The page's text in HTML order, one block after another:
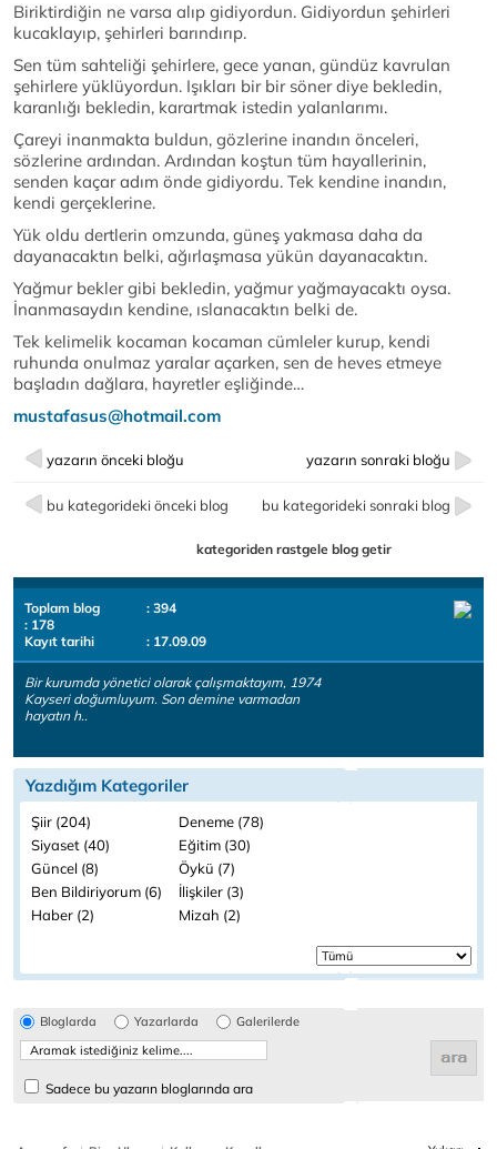
Biriktirdiğin ne varsa alıp gidiyordun. Gidiyordun şehirleri
kucaklayıp, şehirleri barındırıp.
Sen tüm sahteliği şehirlere, gece yanan, gündüz kavrulan
şehirlere yüklüyordun. Işıkları bir bir söner diye bekledin,
karanlığı bekledin, karartmak istedin yalanlarımı.
Çareyi inanmakta buldun, gözlerine inandın önceleri,
sözlerine ardından. Ardından koştun tüm hayallerinin,
senden kaçar adım önde gidiyordu. Tek kendine inandın,
kendi gerçeklerine.
Yük oldu dertlerin omzunda, güneş yakmasa daha da
dayanacaktın belki, ağırlaşmasa yükün dayanacaktın.
Yağmur bekler gibi bekledin, yağmur yağmayacaktı oysa.
İnanmasaydın kendine, ıslanacaktın belki de.
Tek kelimelik kocaman kocaman cümleler kurup, kendi
ruhunda onulmaz yaralar açarken, sen de heves etmeye
başladın dağlara, hayretler eşliğinde…
mustafasus@hotmail.com
yazarın önceki bloğu yazarın sonraki bloğu
bu kategorideki önceki blog bu kategorideki sonraki blog
kategoriden rastgele blog getir
Toplam blog
: 394
: 178
Kayıt tarihi
: 17.09.09
Bir kurumda yönetici olarak çalışmaktayım, 1974
Kayseri doğumluyum. Son demine varmadan
hayatın h..
Yazdığım Kategoriler
Şiir (204)
Deneme (78)
Siyaset (40)
Eğitim (30)
Güncel (8)
Öykü (7)
Ben Bildiriyorum (6)
İlişkiler (3)
Haber (2)
Mizah (2)
Bloglarda Yazarlarda Galerilerde
Sadece bu yazarın bloglarında ara